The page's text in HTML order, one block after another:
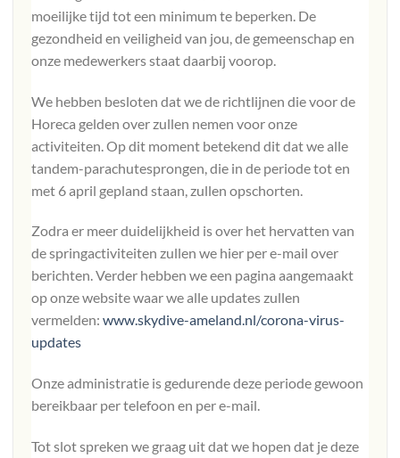
moeilijke tijd tot een minimum te beperken. De
gezondheid en veiligheid van jou, de gemeenschap en
onze medewerkers staat daarbij voorop.
We hebben besloten dat we de richtlijnen die voor de
Horeca gelden over zullen nemen voor onze
activiteiten. Op dit moment betekend dit dat we alle
tandem-parachutesprongen, die in de periode tot en
met 6 april gepland staan, zullen opschorten.
Zodra er meer duidelijkheid is over het hervatten van
de springactiviteiten zullen we hier per e-mail over
berichten. Verder hebben we een pagina aangemaakt
op onze website waar we alle updates zullen
vermelden: www.skydive-ameland.nl/corona-virus-
updates
Onze administratie is gedurende deze periode gewoon
bereikbaar per telefoon en per e-mail.
Tot slot spreken we graag uit dat we hopen dat je deze